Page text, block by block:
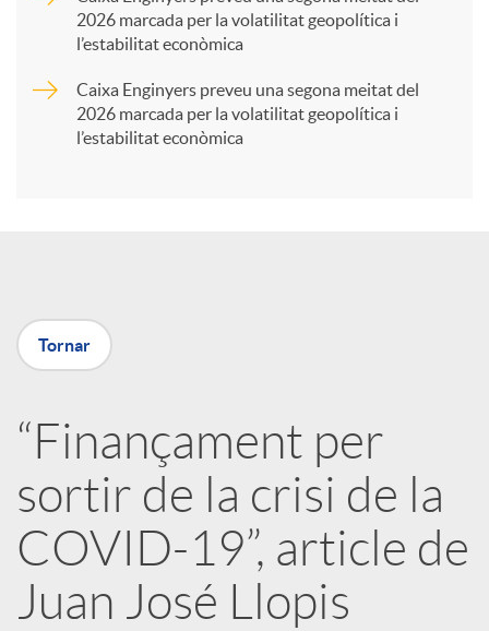
X
x
e
2026 marcada per la volatilitat geopolítica i
l’estabilitat econòmica
Caixa Enginyers preveu una segona meitat del
2026 marcada per la volatilitat geopolítica i
l’estabilitat econòmica
Tornar
“Finançament per
sortir de la crisi de la
COVID-19”, article de
Juan José Llopis